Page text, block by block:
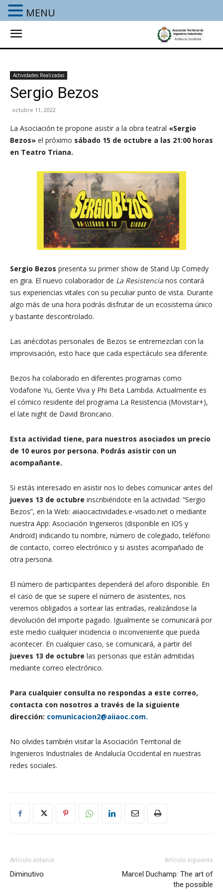
Actividades Realizadas
Sergio Bezos
octubre 11, 2022
La Asociación te propone asistir a la obra teatral «Sergio
Bezos» el próximo sábado 15 de octubre a las 21:00 horas
en Teatro Triana.
Sergio Bezos presenta su primer show de Stand Up Comedy
en gira. El nuevo colaborador de La Resistencia nos contará
sus experiencias vitales con su peculiar punto de vista. Durante
algo más de una hora podrás disfrutar de un ecosistema único
y bastante descontrolado.
Las anécdotas personales de Bezos se entremezclan con la
improvisación, esto hace que cada espectáculo sea diferente.
Bezos ha colaborado en diferentes programas como
Vodafone Yu, Gente Viva y Phi Beta Lambda. Actualmente es
el cómico residente del programa La Resistencia (Movistar+),
el late night de David Broncano.
Esta actividad tiene, para nuestros asociados un precio
de 10 euros por persona. Podrás asistir con un
acompañante.
Si estás interesado en asistir nos lo debes comunicar antes del
jueves 13 de octubre inscribiéndote en la actividad: “Sergio
Bezos”, en la Web: aiiaocactividades.e-visado.net o mediante
nuestra App: Asociación Ingenieros (disponible en IOS y
Android) indicando tu nombre, número de colegiado, teléfono
de contacto, correo electrónico y si asistes acompañado de
otra persona.
El número de participantes dependerá del aforo disponible. En
el caso de que se supere el número de asistentes, nos
veremos obligados a sortear las entradas, realizándose la
devolución del importe pagado. Igualmente se comunicará por
este medio cualquier incidencia o inconveniente que pueda
acontecer. En cualquier caso, se comunicará, a partir del
jueves 13 de octubre las personas que están admitidas
mediante correo electrónico.
Para cualquier consulta no respondas a este correo,
contacta con nosotros a través de la siguiente
dirección: comunicacion2@aiiaoc.com.
No olvides también visitar la Asociación Territorial de
Ingenieros Industriales de Andalucía Occidental en nuestras
redes sociales.
Artículo anterior
Diminutivo
Artículo siguiente
Marcel Duchamp: The art of
the possible
MENU